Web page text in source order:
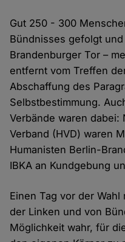
Gut 250 - 300
Bündnisses gefolgt
Brandenburger Tor –
entfernt vom Treffen
Abschaffung des
Selbstbestimmung.
Verbände waren dabei:
Verband (HVD) waren
Humanisten Berlin-
IBKA an Kundgebung
Einen Tag vor der
der Linken und von
Möglichkeit wahr, für